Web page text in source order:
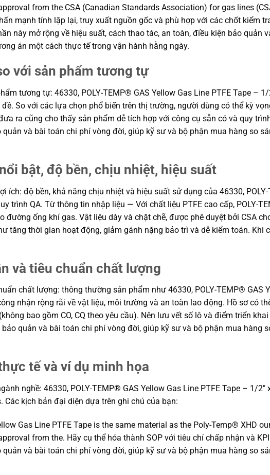
from the CSA (Canadian Standards Association) for gas lines
mạnh tính lặp lại, truy xuất nguồn gốc và phù hợp với các chốt kiểm
này mở rộng về hiệu suất, cách thao tác, an toàn, điều kiện bảo quản
án một cách thực tế trong vận hành hằng ngày.
với sản phẩm tương tự
tương tự: 46330, POLY-TEMP® GAS Yellow Gas Line PTFE Tape –
So với các lựa chọn phổ biến trên thị trường, người dùng có thể kỳ
ra cũng cho thấy sản phẩm dễ tích hợp với công cụ sẵn có và quy
quản và bài toán chi phí vòng đời, giúp kỹ sư và bộ phận mua hàng so
bật, độ bền, chịu nhiệt, hiệu suất
ích: độ bền, khả năng chịu nhiệt và hiệu suất sử dụng của 46330,
trình QA. Từ thông tin nhập liệu — Với chất liệu PTFE cao cấp, POLY-
đường ống khí gas. Vật liệu dày và chặt chẽ, được phê duyệt bởi CSA
tăng thời gian hoạt động, giảm gánh nặng bảo trì và dễ kiểm toán.
và tiêu chuẩn chất lượng
chất lượng: thông thường sản phẩm như 46330, POLY-TEMP® GAS
nhận rộng rãi về vật liệu, môi trường và an toàn lao động. Hồ sơ có
bao gồm CO, CQ theo yêu cầu). Nên lưu vết số lô và điểm triển
quản và bài toán chi phí vòng đời, giúp kỹ sư và bộ phận mua hàng
tế và ví dụ minh họa
nghề: 46330, POLY-TEMP® GAS Yellow Gas Line PTFE Tape – 1/
Các kịch bản đại diện dựa trên ghi chú của bạn:
Gas Line PTFE Tape is the same material as the Poly-Temp® XHD
from the. Hãy cụ thể hóa thành SOP với tiêu chí chấp nhận và
quản và bài toán chi phí vòng đời, giúp kỹ sư và bộ phận mua hàng so